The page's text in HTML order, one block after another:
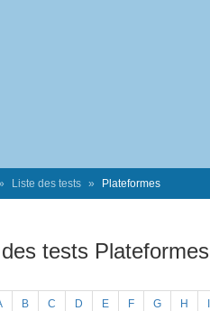
Liste des tests Plateformes
tests Plateformes
B C D E F G H